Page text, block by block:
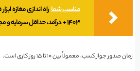
مناسب شماراه اندازی مغازه
1403 + درآمد، حداقل سرمایه و مجوزات
زمان صدور جواز کسب، معمولاً بین ۱۰ تا ۱۵ روز کاری است.